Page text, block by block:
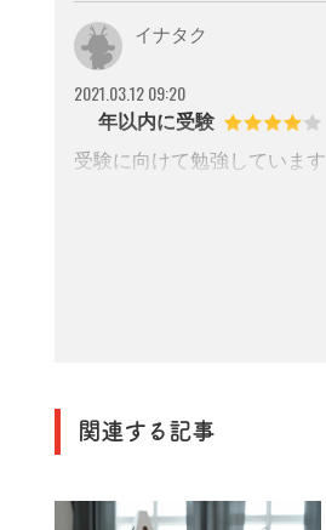
イナタク
2021.03.12 09:20
1年以内に受験
受験に向けて勉強しています
関連する記事